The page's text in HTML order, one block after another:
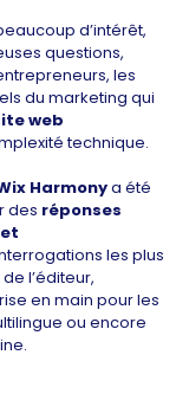
d’intérêt,
questions,
les
du marketing qui
web
technique.
Harmony a été
des réponses
les plus
l’éditeur,
en main pour les
ou encore